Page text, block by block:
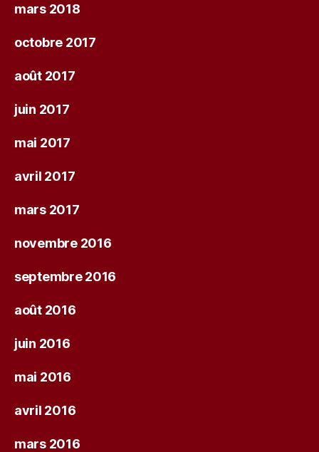
mars 2018
octobre 2017
août 2017
juin 2017
mai 2017
avril 2017
mars 2017
novembre 2016
septembre 2016
août 2016
juin 2016
mai 2016
avril 2016
mars 2016